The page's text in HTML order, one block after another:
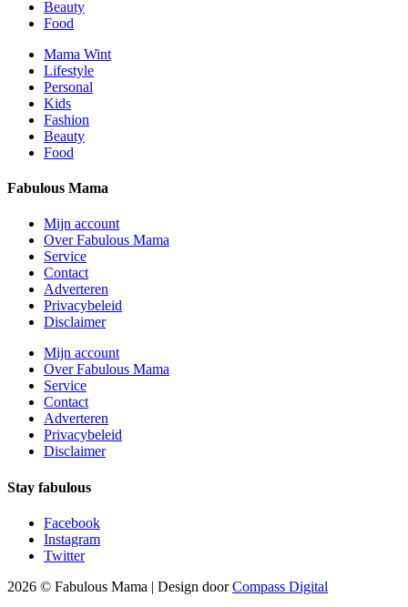
Beauty
Food
Mama Wint
Lifestyle
Personal
Kids
Fashion
Beauty
Food
Fabulous Mama
Mijn account
Over Fabulous Mama
Service
Contact
Adverteren
Privacybeleid
Disclaimer
Mijn account
Over Fabulous Mama
Service
Contact
Adverteren
Privacybeleid
Disclaimer
Stay fabulous
Facebook
Instagram
Twitter
2026 © Fabulous Mama | Design doorCompass Digital